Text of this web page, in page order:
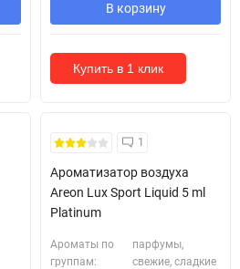
В корзину
Купить в 1 клик
1
Ароматизатор воздуха
Areon Lux Sport Liquid 5 ml
Platinum
Ароматы по
группам:
парфумы,
свежие, сладкие